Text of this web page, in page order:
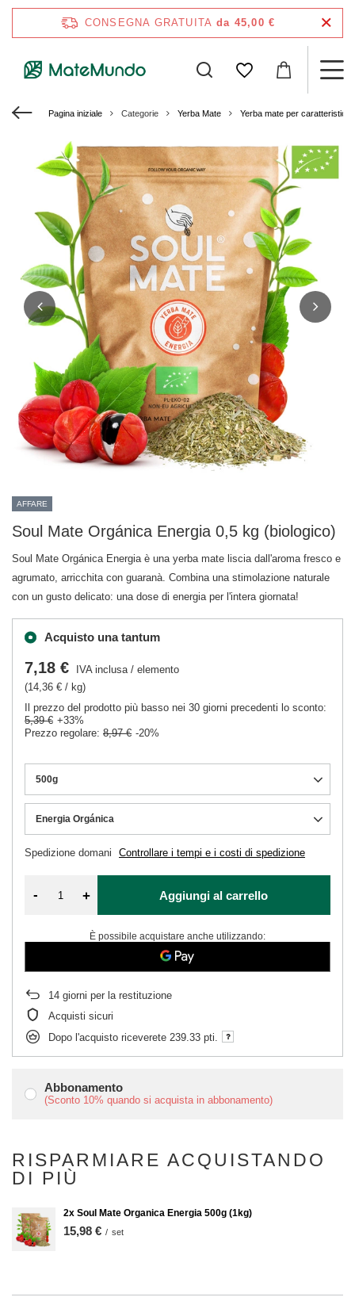
CONSEGNA GRATUITA da 45,00 €
Pagina iniziale Categorie Yerba Mate Yerba mate per caratteristiche
AFFARE
Soul Mate Orgánica Energia 0,5 kg (biologico)
Soul Mate Orgánica Energia è una yerba mate liscia dall'aroma fresco e
agrumato, arricchita con guaranà. Combina una stimolazione naturale
con un gusto delicato: una dose di energia per l'intera giornata!
Acquisto una tantum
Abbonamento
(Sconto 10% quando si acquista in abbonamento)
500g
Energia Orgánica
Spedizione domani Controllare i tempi e i costi di spedizione
7,18 € IVA inclusa/ elemento
(14,36 € / kg)
Il prezzo del prodotto più basso nei 30 giorni precedenti lo sconto:
5,39 € +33%
Prezzo regolare: 8,97 € -20%
- + Aggiungi al carrello
È possibile acquistare anche utilizzando:
14 giorni per la restituzione
Acquisti sicuri
Dopo l'acquisto riceverete 239.33 pti.
RISPARMIARE ACQUISTANDO
DI PIÙ
2x Soul Mate Organica Energia 500g (1kg)
15,98 € / set